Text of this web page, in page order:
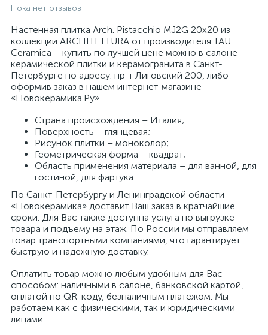
Пока нет отзывов
Настенная плитка Arch. Pistacchio MJ2G 20x20 из
коллекции ARCHITETTURA от производителя TAU
Ceramica – купить по лучшей цене можно в салоне
керамической плитки и керамогранита в Санкт-
Петербурге по адресу: пр-т Лиговский 200, либо
оформив заказ в нашем интернет-магазине
«Новокерамика.Ру».
Страна происхождения – Италия;
Поверхность – глянцевая;
Рисунок плитки – моноколор;
Геометрическая форма – квадрат;
Область применения материала – для ванной, для
гостиной, для фартука.
По Санкт-Петербургу и Ленинградской области
«Новокерамика» доставит Ваш заказ в кратчайшие
сроки. Для Вас также доступна услуга по выгрузке
товара и подъему на этаж. По России мы отправляем
товар транспортными компаниями, что гарантирует
быструю и надежную доставку.
Оплатить товар можно любым удобным для Вас
способом: наличными в салоне, банковской картой,
оплатой по QR-коду, безналичным платежом. Мы
работаем как с физическими, так и юридическими
лицами.